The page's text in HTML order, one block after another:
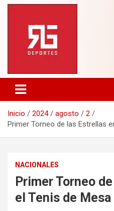
Saltar
contenido
Inicio 2024 agosto
2
Primer Torneo de las Estrellas
NACIONALES
Primer Torneo
el Tenis de Mesa